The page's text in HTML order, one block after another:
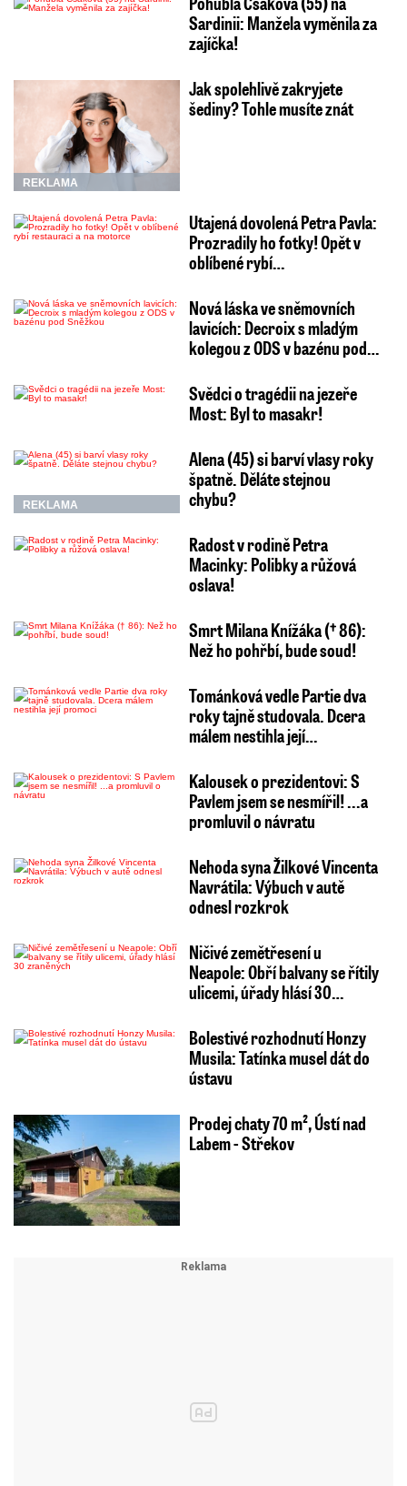
Sardinii: Manžela vyměnila za
zajíčka!
REKLAMA
Jak spolehlivě zakryjete
šediny? Tohle musíte znát
Utajená dovolená Petra Pavla:
Prozradily ho fotky! Opět v
oblíbené rybí…
Nová láska ve sněmovních
lavicích: Decroix s mladým
kolegou z ODS v bazénu pod…
Svědci o tragédii na jezeře
Most: Byl to masakr!
REKLAMA
Alena (45) si barví vlasy roky
špatně. Děláte stejnou
chybu?
Radost v rodině Petra
Macinky: Polibky a růžová
oslava!
Smrt Milana Knížáka († 86):
Než ho pohřbí, bude soud!
Tománková vedle Partie dva
roky tajně studovala. Dcera
málem nestihla její…
Kalousek o prezidentovi: S
Pavlem jsem se nesmířil! ...a
promluvil o návratu
Nehoda syna Žilkové Vincenta
Navrátila: Výbuch v autě
odnesl rozkrok
Ničivé zemětřesení u
Neapole: Obří balvany se řítily
ulicemi, úřady hlásí 30…
Bolestivé rozhodnutí Honzy
Musila: Tatínka musel dát do
ústavu
Prodej chaty 70 m², Ústí nad
Labem - Střekov